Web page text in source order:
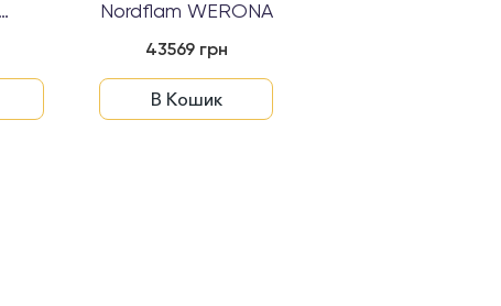
Nordflam WERONA
43569 грн
В Кошик